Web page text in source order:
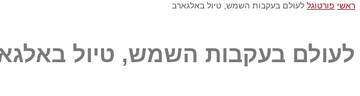
ראשי פורטוגל לעולם בעקבות השמש, טיול באלגארב
לעולם בעקבות השמש, טיול